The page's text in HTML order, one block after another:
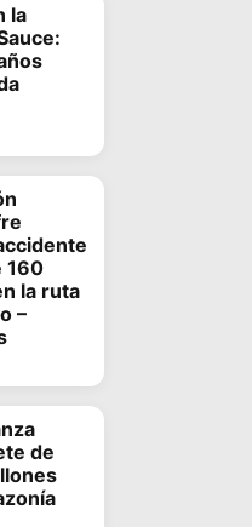
la
160
la ruta
–
de